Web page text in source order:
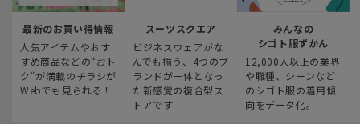
最新のお買い得情報
人気アイテムやおす
すめ商品などの“おト
ク“が満載のチラシが
Webでも見られる！
スーツスクエア
ビジネスウェアがな
んでも揃う、4つのブ
ランドが一体となっ
た新感覚の複合型ス
トアです
みんなの
シゴト服ずかん
12,000人以上の業界
や職種、シーンなど
のシゴト服の着用傾
向をデータ化。